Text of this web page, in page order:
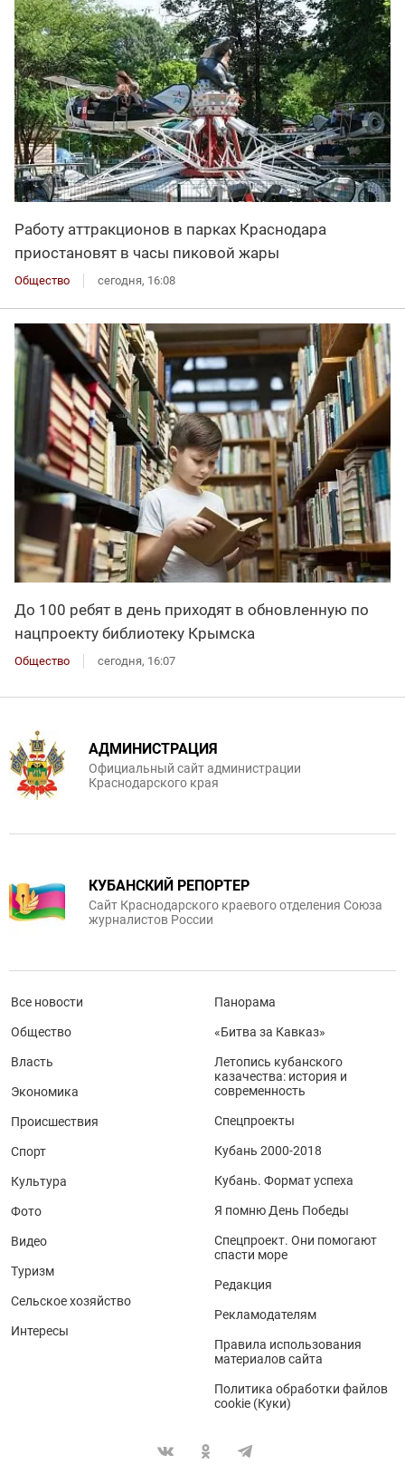
Работу аттракционов в парках Краснодара
приостановят в часы пиковой жары
Общество сегодня, 16:08
До 100 ребят в день приходят в обновленную по
нацпроекту библиотеку Крымска
Общество сегодня, 16:07
АДМИНИСТРАЦИЯ
Официальный сайт администрации
Краснодарского края
КУБАНСКИЙ РЕПОРТЕР
Сайт Краснодарского краевого отделения Союза
журналистов России
Все новости
Общество
Власть
Экономика
Происшествия
Спорт
Культура
Фото
Видео
Туризм
Сельское хозяйство
Интересы
Панорама
«Битва за Кавказ»
Летопись кубанского
казачества: история и
современность
Спецпроекты
Кубань 2000-2018
Кубань. Формат успеха
Я помню День Победы
Спецпроект. Они помогают
спасти море
Редакция
Рекламодателям
Правила использования
материалов сайта
Политика обработки файлов
cookie (Куки)